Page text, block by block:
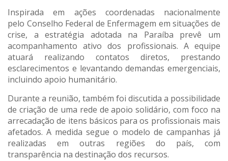
Inspirada em ações coordenadas nacionalmente
pelo Conselho Federal de Enfermagem em situações de
crise, a estratégia adotada na Paraíba prevê um
acompanhamento ativo dos profissionais. A equipe
atuará realizando contatos diretos, prestando
esclarecimentos e levantando demandas emergenciais,
incluindo apoio humanitário.
Durante a reunião, também foi discutida a possibilidade
de criação de uma rede de apoio solidário, com foco na
arrecadação de itens básicos para os profissionais mais
afetados. A medida segue o modelo de campanhas já
realizadas em outras regiões do país, com
transparência na destinação dos recursos.